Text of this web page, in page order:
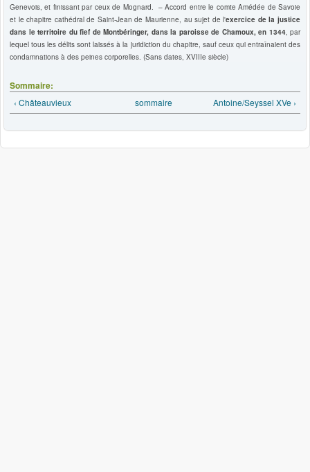
Genevois, et finissant par ceux de Mognard. – Accord entre le comte Amédée de Savoie
et le chapitre cathédral de Saint-Jean de Maurienne, au sujet de l'exercice de la justice
dans le territoire du fief de Montbéringer, dans la paroisse de Chamoux, en 1344, par
lequel tous les délits sont laissés à la juridiction du chapitre, sauf ceux qui entraînaient des
condamnations à des peines corporelles. (Sans dates, XVIIIe siècle)
Sommaire:
‹ Châteauvieux sommaire Antoine/Seyssel XVe ›